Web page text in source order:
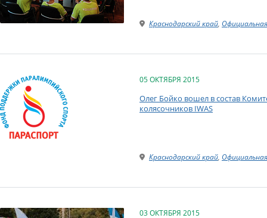
Краснодарский край,
05 ОКТЯБРЯ 2015
Олег Бойко вошел в состав
колясочников IWAS
Краснодарский край,
03 ОКТЯБРЯ 2015